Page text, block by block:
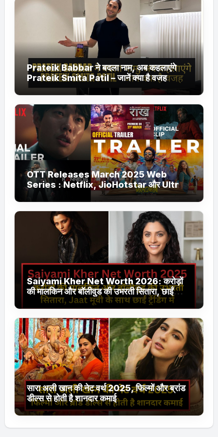
Prateik Babbar ने बदला नाम, अब कहलाएंगे
Prateik Smita Patil – जानें क्या है वजह
OTT Releases March 2025 Web
Series : Netflix, JioHotstar और Ultra
Jhakaas पर नई वेब सीरीज और फिल्में
Saiyami Kher Net Worth 2026: करोड़ों
की मालकिन और बॉलीवुड की उभरती सितारा, छाईं
ट्रेंडिंग में
सारा अली खान की नेट वर्थ 2025, फिल्मों और ब्रांड
डील्स से होती है शानदार कमाई